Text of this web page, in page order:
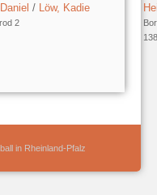
/ Löw, Kadie
2
in Rheinland-Pfalz